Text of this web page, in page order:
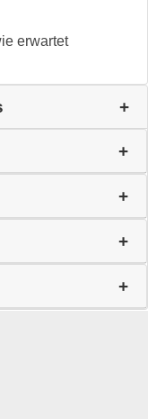
erwartet